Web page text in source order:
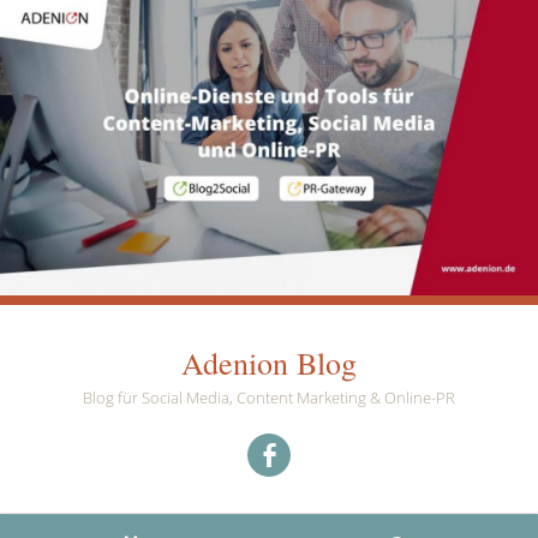
Adenion Blog
Blog für Social Media, Content Marketing & Online-PR